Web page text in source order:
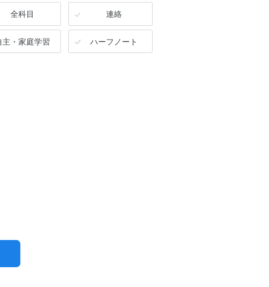
全科目 連絡
主・家庭学習 ハーフノート